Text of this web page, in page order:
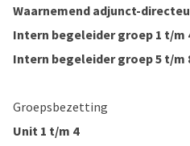
Waarnemend adjunct-
Intern begeleider groep 1 t/m
Intern begeleider groep 5 t/m
Groepsbezetting
Unit 1 t/m 4